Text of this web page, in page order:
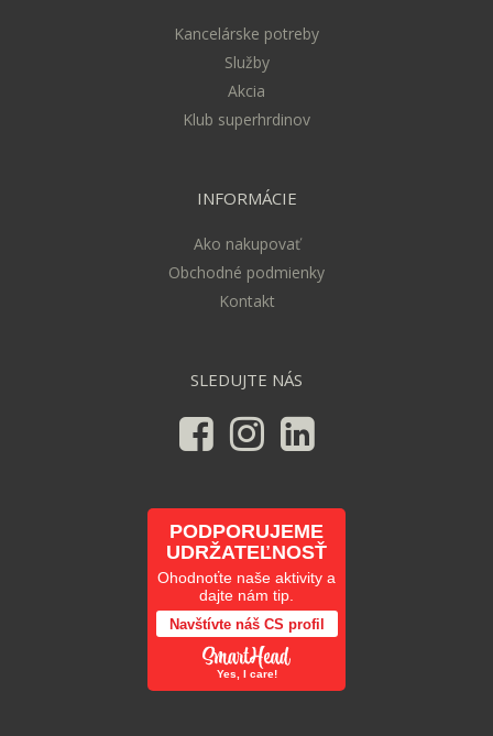
Kancelárske potreby
Služby
Akcia
Klub superhrdinov
INFORMÁCIE
Ako nakupovať
Obchodné podmienky
Kontakt
SLEDUJTE NÁS
PODPORUJEME
UDRŽATEĽNOSŤ
Ohodnoťte naše aktivity a
dajte nám tip.
Navštívte náš CS profil
Yes, I care!